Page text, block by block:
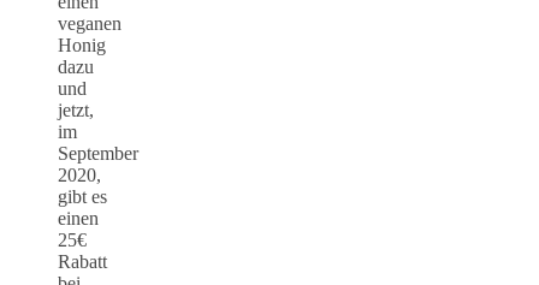
veganen
Honig
dazu
und
jetzt,
im
September
2020,
gibt es
einen
25€
Rabatt